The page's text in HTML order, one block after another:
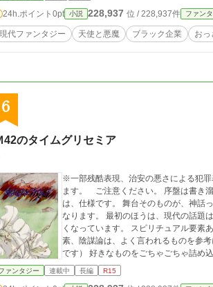
24h.ポイント 0pt 小説 228,937 位 / 228,937件 ファン
現代ファンタジー 天使と悪魔 ブラック企業 おっ
6
42のタイムグリセミア
※一部残酷表現、治安の悪さによる犯
ます。 ご注意ください。 序盤は書き溜めてあるので、更新早めになると思います。 プロローグが会話文だけなの
は、仕様です。 舞台そのものが、神話
なります。 最初のほうは、現代の話題
くなっています。 スピリチュアル要素あり、陰謀論あり、異次元（異空間）、量子論あり。 （スピリチュアル要
素、陰謀論は、よく言われるものを参
です） 好きなものをごちゃごちゃ詰め
ァンタジー 連載中 長編 R15